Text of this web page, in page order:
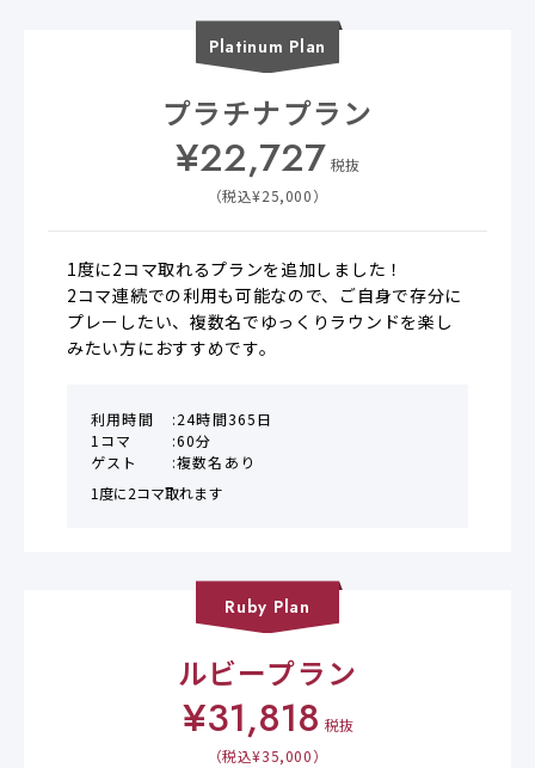
Platinum Plan
プラチナプラン
¥22,727 税抜
（税込¥25,000）
1度に2コマ取れるプランを追加しました！
2コマ連続での利用も可能なので、ご自身で存分に
プレーしたい、複数名でゆっくりラウンドを楽し
みたい方におすすめです。
利用時間
24時間365日
1コマ
60分
ゲスト
複数名あり
1度に2コマ取れます
Ruby Plan
ルビープラン
¥31,818 税抜
（税込¥35,000）